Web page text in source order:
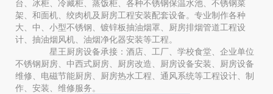
台、冰柜、冷藏柜、蒸饭柜、各种不锈钢保温水池、不锈钢菜
架、和面机、绞肉机及厨房工程安装配套设备。专业制作各种
大、中、小型不锈钢、镀锌板抽油烟罩、厨房排烟管道工程设
计、抽油烟风机、油烟净化器安装等工程。
星王厨房设备承接：酒店、工厂、学校食堂、企业单位
不锈钢厨房、中西式厨房、厨房改造、厨房设备安装、厨房设备
维修、电磁节能厨房、厨房热水工程、通风系统等工程设计、制
作、安装、维修服务。